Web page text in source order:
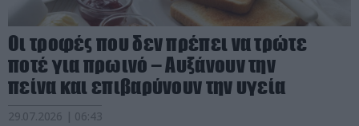
Οι τροφές που δεν πρέπει να τρώτε
ποτέ για πρωινό – Αυξάνουν την
πείνα και επιβαρύνουν την υγεία
29.07.2026 | 06:43